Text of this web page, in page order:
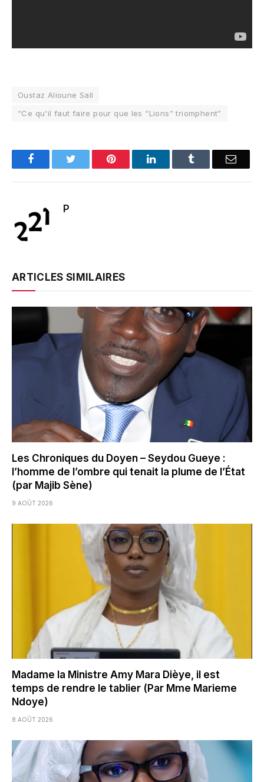
Oustaz Alioune Sall
“Ce qu'il faut faire pour que les “Lions” triomphent”
FacebookTwitter Pinterest LinkedInTumblr Email
P
ARTICLES SIMILAIRES
Les Chroniques du Doyen – Seydou Gueye :
l’homme de l’ombre qui tenait la plume de l’État
(par Majib Sène)
9 AOÛT 2026
Madame la Ministre Amy Mara Dièye, il est
temps de rendre le tablier (Par Mme Marieme
Ndoye)
8 AOÛT 2026